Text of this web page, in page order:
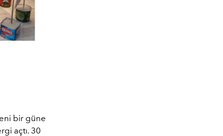
bir güne
açtı. 30